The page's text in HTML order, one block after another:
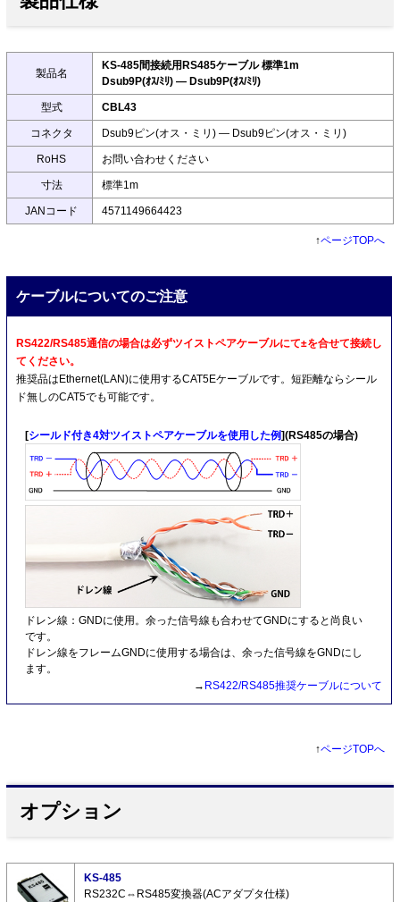
製品名
KS-485間接続用RS485ケーブル 標準1m
Dsub9P(ｵｽ/ﾐﾘ) ― Dsub9P(ｵｽ/ﾐﾘ)
型式 CBL43
コネクタ Dsub9ピン(オス・ミリ) ― Dsub9ピン(オス・ミリ)
RoHS お問い合わせください
寸法 標準1m
JANコード 4571149664423
↑ページTOPへ
ケーブルについてのご注意
RS422/RS485通信の場合は必ずツイストペアケーブルにて±を合せて接続し
てください。
推奨品はEthernet(LAN)に使用するCAT5Eケーブルです。短距離ならシール
ド無しのCAT5でも可能です。
[シールド付き4対ツイストペアケーブルを使用した例](RS485の場合)
ドレン線：GNDに使用。余った信号線も合わせてGNDにすると尚良い
です。
ドレン線をフレームGNDに使用する場合は、余った信号線をGNDにし
ます。
→ RS422/RS485推奨ケーブルについて
↑ページTOPへ
オプション
KS-485
RS232C⇔RS485変換器(ACアダプタ仕様)